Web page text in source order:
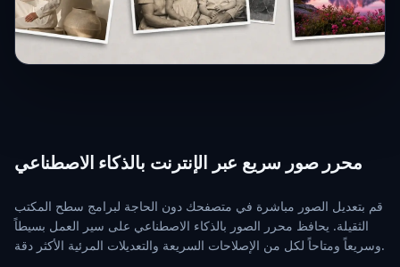
محرر صور سريع عبر الإنترنت بالذكاء الاصطناعي
قم بتعديل الصور مباشرة في متصفحك دون الحاجة لبرامج سطح المكتب
الثقيلة. يحافظ محرر الصور بالذكاء الاصطناعي على سير العمل بسيطاً
وسريعاً ومتاحاً لكل من الإصلاحات السريعة والتعديلات المرئية الأكثر دقة.